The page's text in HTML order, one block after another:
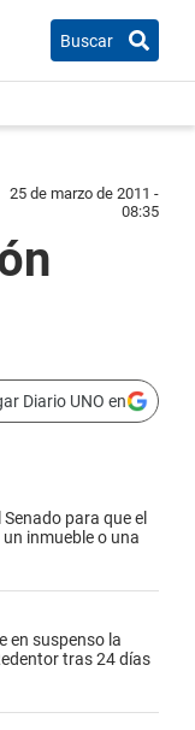
Buscar
25 de marzo de 2011 -
08:35
Diario UNO en
para que el
inmueble o una
en suspenso la
tras 24 días